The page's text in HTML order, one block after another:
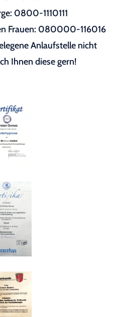
0800-1110111
Frauen: 080000-116016
Anlaufstelle nicht
Ihnen diese gern!